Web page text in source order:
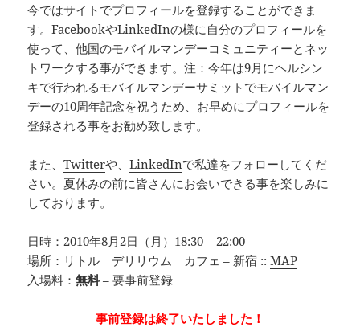
今ではサイトでプロフィールを登録することができま
す。FacebookやLinkedInの様に自分のプロフィールを
使って、他国のモバイルマンデーコミュニティーとネッ
トワークする事ができます。注：今年は9月にヘルシン
キで行われるモバイルマンデーサミットでモバイルマン
デーの10周年記念を祝うため、お早めにプロフィールを
登録される事をお勧め致します。
また、Twitterや、LinkedInで私達をフォローしてくだ
さい。夏休みの前に皆さんにお会いできる事を楽しみに
しております。
日時：2010年8月2日（月）18:30 – 22:00
場所：リトル デリリウム カフェ – 新宿 ::MAP
入場料：無料 – 要事前登録
事前登録は終了いたしました！